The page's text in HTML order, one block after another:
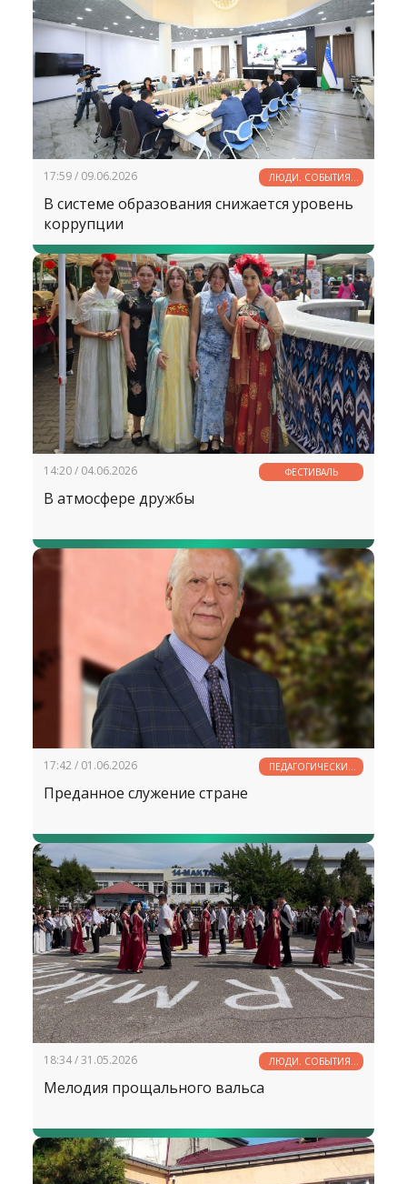
17:59 / 09.06.2026
ЛЮДИ. СОБЫТИЯ.
ФАКТЫ
В системе образования снижается уровень
коррупции
14:20 / 04.06.2026 ФЕСТИВАЛЬ
В атмосфере дружбы
17:42 / 01.06.2026
ПЕДАГОГИЧЕСКИЕ
РАЗМЫШЛЕНИЯ
Преданное служение стране
18:34 / 31.05.2026
ЛЮДИ. СОБЫТИЯ.
ФАКТЫ
Мелодия прощального вальса